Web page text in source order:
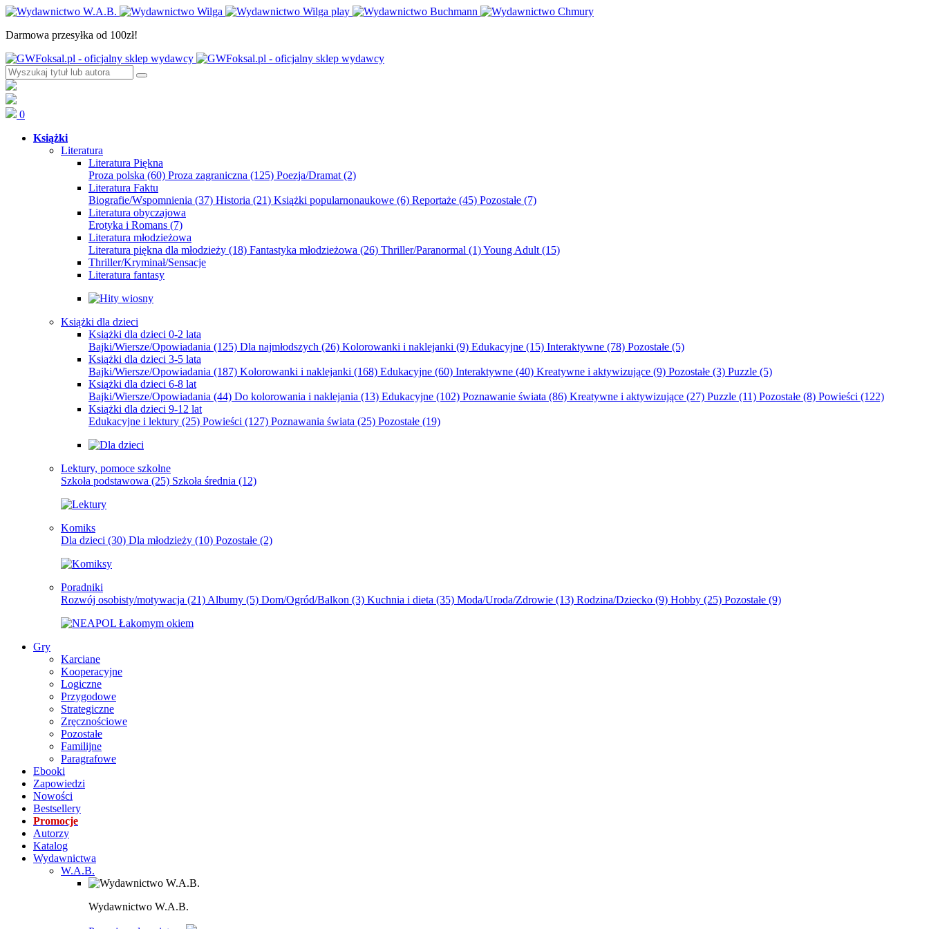
Darmowa przesyłka od 100zł!
0
Książki
Literatura
Literatura Piękna
Proza polska (60) Proza zagraniczna (125) Poezja/Dramat (2)
Literatura Faktu
Biografie/Wspomnienia (37) Historia (21) Książki popularnonaukowe (6) Reportaże (45) Pozostałe (7)
Literatura obyczajowa
Erotyka i Romans (7)
Literatura młodzieżowa
Literatura piękna dla młodzieży (18) Fantastyka młodzieżowa (26) Thriller/Paranormal (1)Young Adult (15)
Thriller/Kryminał/Sensacje
Literatura fantasy
Książki dla dzieci
Książki dla dzieci 0-2 lata
Bajki/Wiersze/Opowiadania (125) Dla najmłodszych (26) Kolorowanki i naklejanki (9) Edukacyjne (15) Interaktywne (78) Pozostałe (5)
Książki dla dzieci 3-5 lata
Bajki/Wiersze/Opowiadania (187) Kolorowanki i naklejanki (168) Edukacyjne (60) Interaktywne (40) Kreatywne i aktywizujące (9) Pozostałe (3) Puzzle (5)
Książki dla dzieci 6-8 lat
Bajki/Wiersze/Opowiadania (44) Do kolorowania i naklejania (13) Edukacyjne (102) Poznawanie świata (86) Kreatywne i aktywizujące (27) Puzzle (11) Pozostałe (8) Powieści (122)
Książki dla dzieci 9-12 lat
Edukacyjne i lektury (25) Powieści (127) Poznawania świata (25) Pozostałe (19)
Lektury, pomoce szkolne
Szkoła podstawowa (25) Szkoła średnia (12)
Komiks
Dla dzieci (30) Dla młodzieży (10) Pozostałe (2)
Poradniki
Rozwój osobisty/motywacja (21) Albumy (5) Dom/Ogród/Balkon (3) Kuchnia i dieta (35) Moda/Uroda/Zdrowie (13) Rodzina/Dziecko (9) Hobby (25) Pozostałe (9)
Gry
Karciane
Kooperacyjne
Logiczne
Przygodowe
Strategiczne
Zręcznościowe
Pozostałe
Familijne
Paragrafowe
Ebooki
Zapowiedzi
Nowości
Bestsellery
Promocje
Autorzy
Katalog
Wydawnictwa
W.A.B.
Wydawnictwo W.A.B.